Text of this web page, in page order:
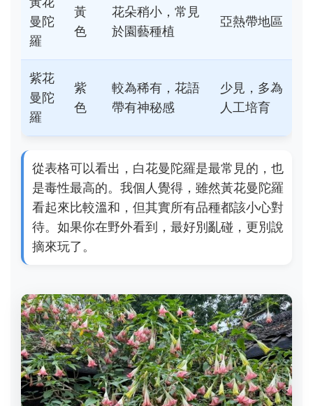
曼陀
羅
黃
色
花朵稍小，常見
於園藝種植
亞熱帶地區
紫花
曼陀
羅
紫
色
較為稀有，花語
帶有神秘感
少見，多為
人工培育
從表格可以看出，白花曼陀羅是最常見的，也
是毒性最高的。我個人覺得，雖然黃花曼陀羅
看起來比較溫和，但其實所有品種都該小心對
待。如果你在野外看到，最好別亂碰，更別說
摘來玩了。